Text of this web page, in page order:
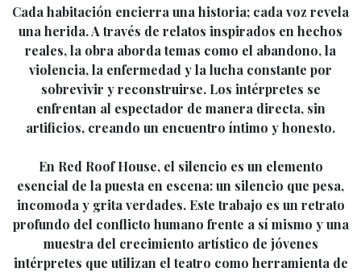
Cada habitación encierra una historia; cada voz revela
una herida. A través de relatos inspirados en hechos
reales, la obra aborda temas como el abandono, la
violencia, la enfermedad y la lucha constante por
sobrevivir y reconstruirse. Los intérpretes se
enfrentan al espectador de manera directa, sin
artificios, creando un encuentro íntimo y honesto.
En Red Roof House, el silencio es un elemento
esencial de la puesta en escena: un silencio que pesa,
incomoda y grita verdades. Este trabajo es un retrato
profundo del conflicto humano frente a sí mismo y una
muestra del crecimiento artístico de jóvenes
intérpretes que utilizan el teatro como herramienta de